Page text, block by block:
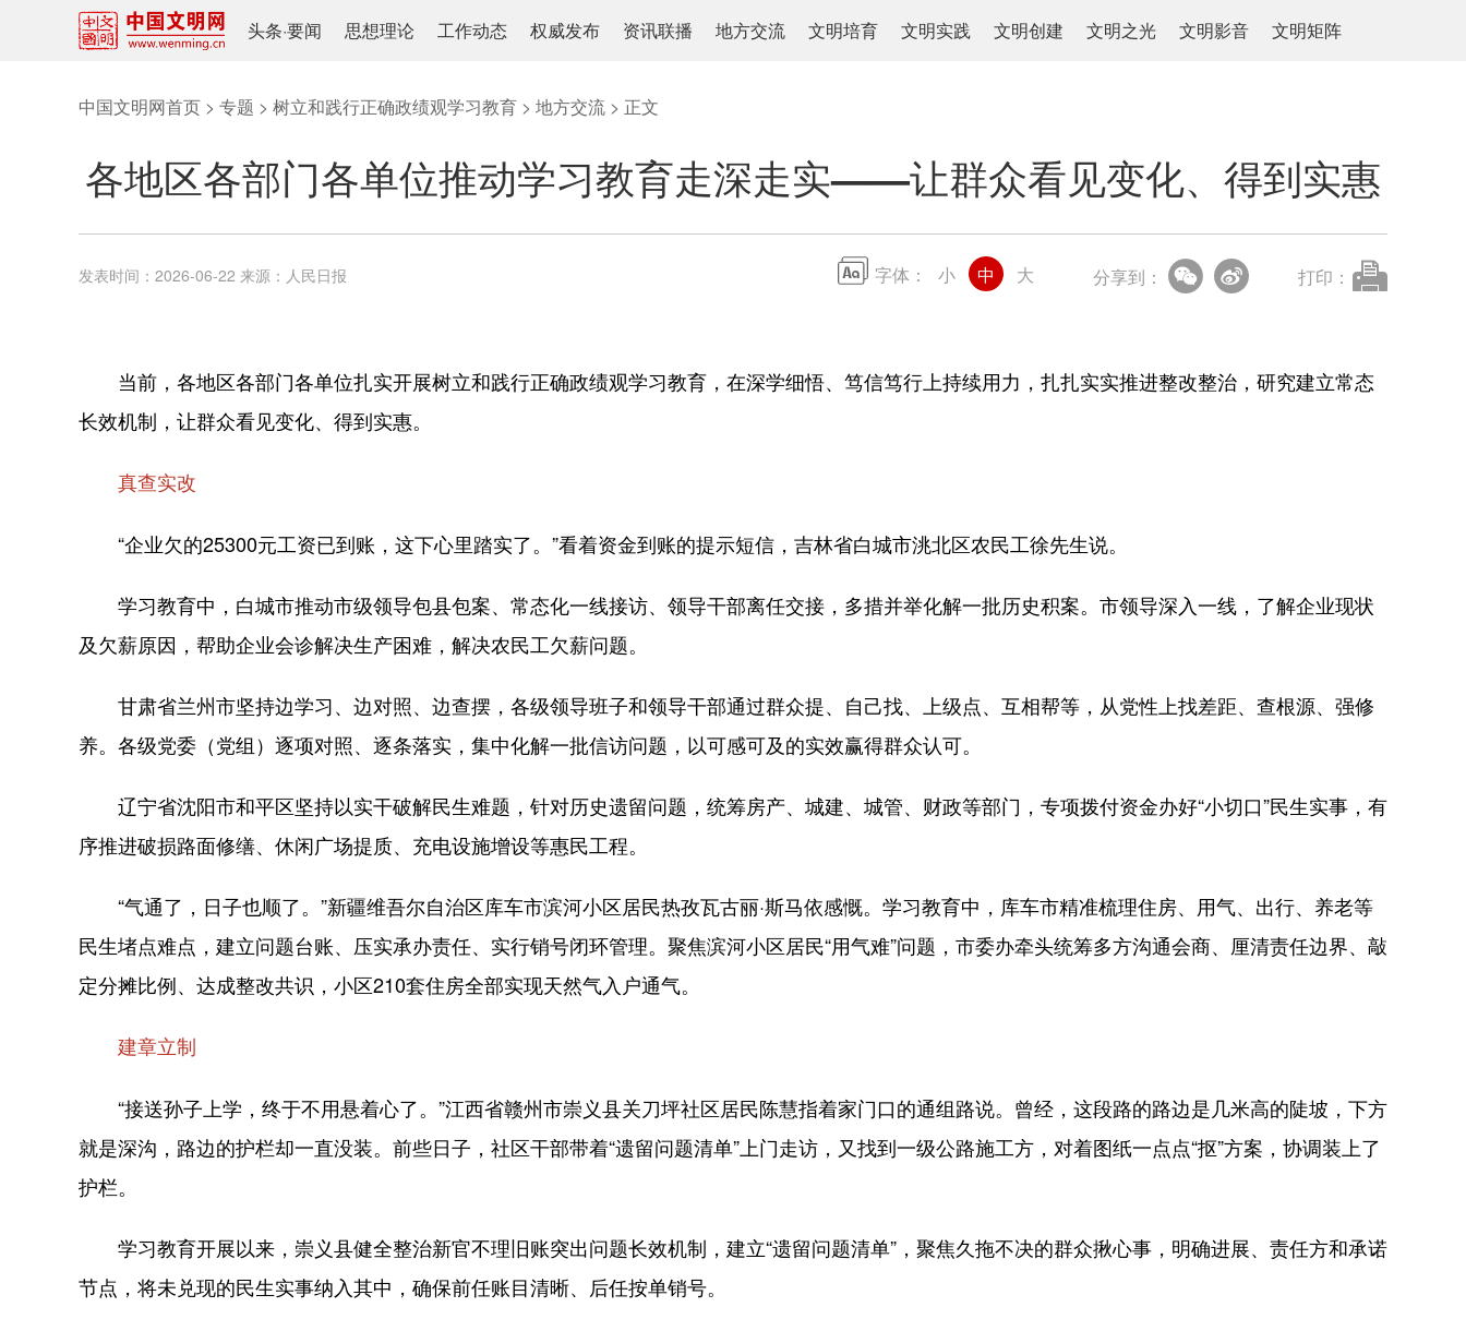
头条·要闻 思想理论 工作动态 权威发布 资讯联播 地方交流 文明培育 文明实践 文明创建 文明之光 文明影音 文明矩阵
中国文明网首页 > 专题 > 树立和践行正确政绩观学习教育 > 地方交流 > 正文
各地区各部门各单位推动学习教育走深走实——让群众看见变化、得到实惠
发表时间： 2026-06-22 来源： 人民日报 字体： 小 中 大 分享到： 打印：
当前，各地区各部门各单位扎实开展树立和践行正确政绩观学习教育，在深学细悟、笃信笃行上持续用力，扎扎实实推进整改整治，研究建立常态
长效机制，让群众看见变化、得到实惠。
真查实改
“企业欠的25300元工资已到账，这下心里踏实了。”看着资金到账的提示短信，吉林省白城市洮北区农民工徐先生说。
学习教育中，白城市推动市级领导包县包案、常态化一线接访、领导干部离任交接，多措并举化解一批历史积案。市领导深入一线，了解企业现状
及欠薪原因，帮助企业会诊解决生产困难，解决农民工欠薪问题。
甘肃省兰州市坚持边学习、边对照、边查摆，各级领导班子和领导干部通过群众提、自己找、上级点、互相帮等，从党性上找差距、查根源、强修
养。各级党委（党组）逐项对照、逐条落实，集中化解一批信访问题，以可感可及的实效赢得群众认可。
辽宁省沈阳市和平区坚持以实干破解民生难题，针对历史遗留问题，统筹房产、城建、城管、财政等部门，专项拨付资金办好“小切口”民生实事，有
序推进破损路面修缮、休闲广场提质、充电设施增设等惠民工程。
“气通了，日子也顺了。”新疆维吾尔自治区库车市滨河小区居民热孜瓦古丽·斯马依感慨。学习教育中，库车市精准梳理住房、用气、出行、养老等
民生堵点难点，建立问题台账、压实承办责任、实行销号闭环管理。聚焦滨河小区居民“用气难”问题，市委办牵头统筹多方沟通会商、厘清责任边界、敲
定分摊比例、达成整改共识，小区210套住房全部实现天然气入户通气。
建章立制
“接送孙子上学，终于不用悬着心了。”江西省赣州市崇义县关刀坪社区居民陈慧指着家门口的通组路说。曾经，这段路的路边是几米高的陡坡，下方
就是深沟，路边的护栏却一直没装。前些日子，社区干部带着“遗留问题清单”上门走访，又找到一级公路施工方，对着图纸一点点“抠”方案，协调装上了
护栏。
学习教育开展以来，崇义县健全整治新官不理旧账突出问题长效机制，建立“遗留问题清单”，聚焦久拖不决的群众揪心事，明确进展、责任方和承诺
节点，将未兑现的民生实事纳入其中，确保前任账目清晰、后任按单销号。